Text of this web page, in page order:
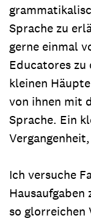
Sprache zu
gerne einmal
Educatores
kleinen
von ihnen mit
Sprache. Ein
Ich versuche
so glorreichen